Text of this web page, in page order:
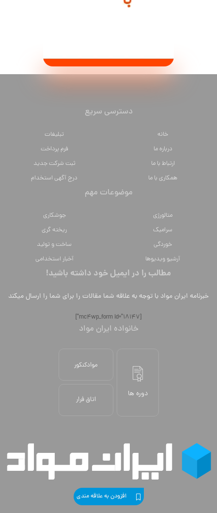
دسترسی سریع
خانه
تبلیغات
درباره ما
فرم پرداخت
ارتباط با ما
ثبت شرکت جدید
همکاری با ما
درج آگهی استخدام
موضوعات مهم
متالورژي
جوشکاری
سراميك
ریخته گری
خوردگی
ساخت و تولید
آرشیو ویدیوها
آخبار استخدامی
مطالب را در ایمیل خود داشته باشید!
خبرنامه ایران مواد با توجه به علاقه شما مقالات را برای شما را ارسال میکند
[mc4wp_form id="18147"]
خانواده ایران مواد
دوره ها
موادکنکور
اتاق فرار
افزودن به علاقه مندی